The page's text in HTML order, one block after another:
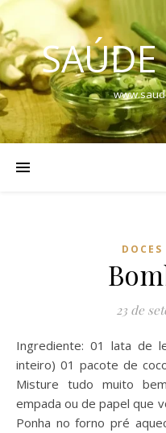
23 de
Ingrediente: 01 lata de leite condensado light 01 ovo (
inteiro) 01 pacote de
Misture tudo muito
empada ou de papel que
Ponha no forno pré